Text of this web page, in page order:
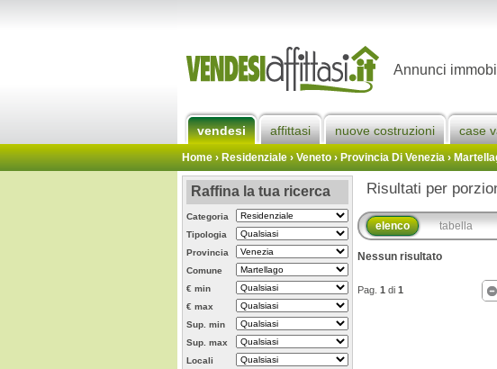
Annunci
vendesi affittasi nuove costruzioni case
Home› Residenziale › Veneto ›Provincia Di Venezia›
Raffina la tua ricerca
Categoria
Tipologia
Provincia
Comune
€ min
€ max
Sup. min
Sup. max
Locali
Risultati per
elenco tabella
Nessun risultato
Pag. 1 di 1